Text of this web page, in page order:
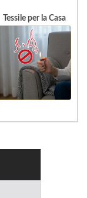
Tessile per la Casa